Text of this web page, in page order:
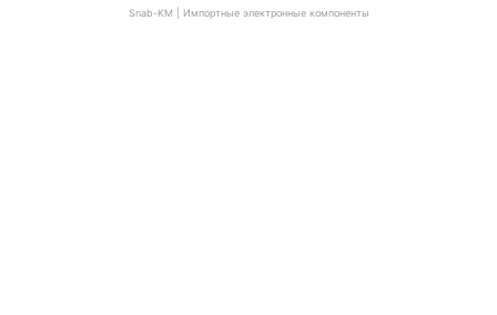
Snab-KM | Импортные электронные компоненты